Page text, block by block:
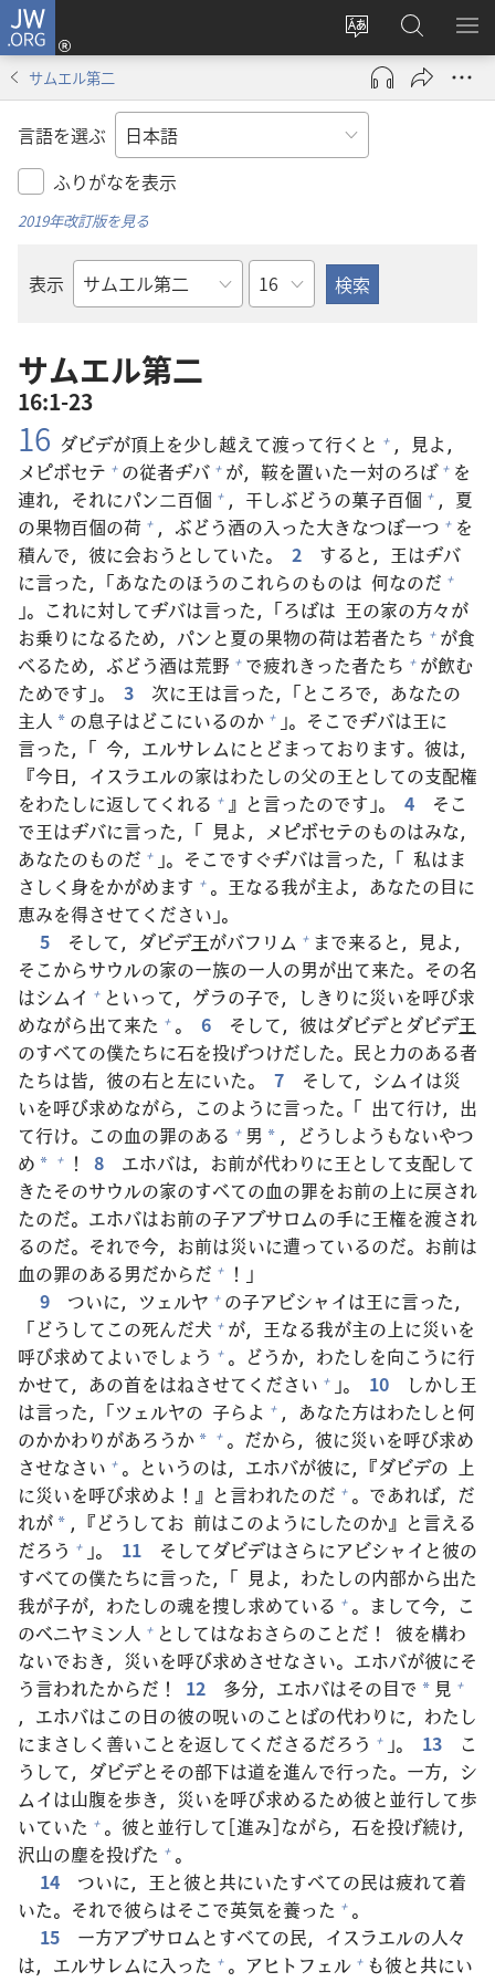
JW.ORG
サ
イ
ト
の
言
え
る
ロ
グ
ン
し
で
開
JW.ORG
の
検
メ
を
サムエル第二
言語を選ぶ
ふりがなを表示
2019年改訂版を見る
表示
聖
の
書
名
章
サムエル第二
16:1-23
16 ダビデが頂 上を少し越えて渡って行くと + ， 見よ，
メピボセテ + の従者ヂバ + が， 鞍を置いた一対のろば + を
連れ，それにパン二百個 + ， 干しぶどうの菓子百個 + ， 夏
の果物百個の荷 + ，ぶどう酒の入った大きなつぼ一つ + を
積んで， 彼に会おうとしていた。 2 すると， 王はヂバ
に言った，「あなたのほうのこれらのものは 何なのだ +
」。これに対してヂバは言った，「ろばは 王の家の方々が
お乗りになるため，パンと夏の果物の荷は若者たち + が食
べるため，ぶどう酒は荒野 + で疲れきった者たち + が飲む
ためです」。
3 次に王は言った，「ところで，あなたの
主人 * の息子はどこにいるのか + 」。そこでヂバは王に
言った，「 今，エルサレムにとどまっております。 彼は，
『今日，イスラエルの家はわたしの父の王 としての支配権
をわたしに返してくれる + 』と言ったのです」。 4
そこ
で王はヂバに言った，「 見よ，メピボセテのものはみな，
あなたのものだ + 」。そこですぐヂバは言った，「 私はま
さしく 身をかがめます + 。 王なる我が主よ，あなたの目に
恵みを得させてください」。
5
そして，ダビデ王がバフリム + まで来ると， 見よ，
そこからサウルの家の一族の一人の男が出て来た。その名
はシムイ + といって，ゲラの子で，しきりに災いを呼び求
めながら出て来た + 。 6 そして， 彼はダビデとダビデ王
のすべての僕たちに石を投げつけだした。 民と力のある者
たちは皆， 彼の右と左にいた。 7 そして，シムイは災
いを呼び求めながら，このように言った。「 出て行け， 出
て行け。この血の罪のある + 男 * ，どうしようもないやつ
め * + ！ 8 エホバは，お前が代わりに王 として支配して
きたそのサウルの家のすべての血の罪をお前の 上に戻され
たのだ。エホバはお前の子アブサロムの手に王権を渡され
るのだ。それで今，お前は災いに遭っているのだ。お前は
血の罪のある男だからだ +
！」
9
ついに，ツェルヤ + の子アビシャイは王に言った，
「どうしてこの死んだ犬 + が， 王なる我が主の 上に災いを
呼び求めてよいでしょう + 。どうか，わたしを向こうに行
かせて，あの首をはねさせてください + 」。 10 しかし王
は言った，「ツェルヤの 子らよ + ，あなた方はわたしと何
のかかわりがあろうか * + 。だから， 彼に災いを呼び求め
させなさい + 。というのは，エホバが彼に，『ダビデの
上
に災いを呼び求めよ！』と言われたのだ + 。であれば，だ
れが * ，『どうしてお 前はこのようにしたのか』と言える
だろう + 」。 11 そしてダビデはさらにアビシャイと彼の
すべての僕たちに言った，「 見よ，わたしの内部から出た
我が子が，わたしの魂を捜し求めている + 。まして今，こ
のベニヤミン人 + としてはなおさらのことだ！ 彼を構わ
ないでおき， 災いを呼び求めさせなさい。エホバが彼にそ
う言われたからだ！ 12 多分，エホバはその目で * 見 +
，エホバはこの日の彼の呪いのことばの代わりに，わたし
にまさしく 善いことを返してくださるだろう + 」。 13
こ
うして，ダビデとその部下は道を進んで行った。 一方，シ
ムイは山腹を歩き， 災いを呼び求めるため彼と並行して歩
いていた + 。 彼と並行して[進み]ながら， 石を投げ続け，
沢山の塵を投げた + 。
14
ついに， 王 と彼と共にいたすべての民は疲れて着
いた。それで彼らはそこで英気を養った + 。
15
一方アブサロムとすべての民，イスラエルの人々
は，エルサレムに入った + 。アヒトフェル + も彼と共にい